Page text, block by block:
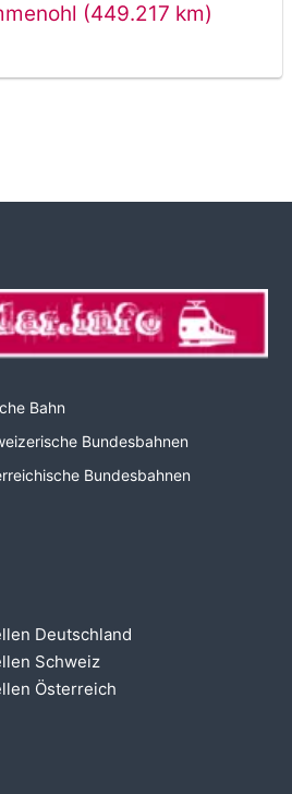
(449.217 km)
Bahn
Bundesbahnen
Bundesbahnen
Deutschland
Schweiz
Österreich